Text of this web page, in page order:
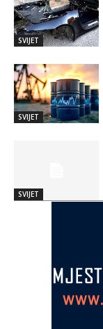
SVIJET
SVIJET
SVIJET